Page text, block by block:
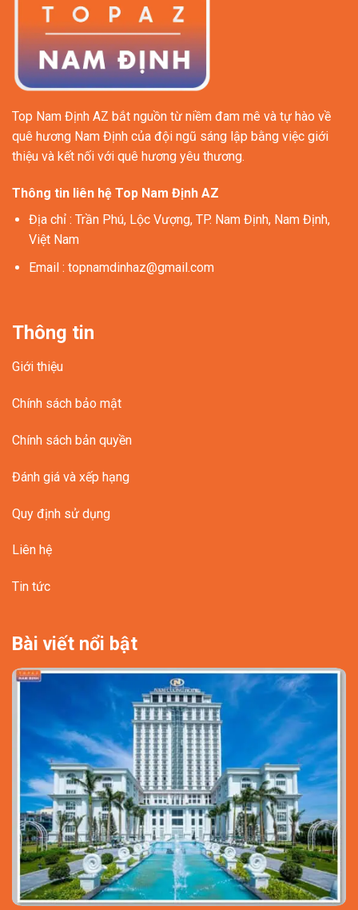
Top Nam Định AZ bắt nguồn từ niềm đam mê và tự hào về
quê hương Nam Định của đội ngũ sáng lập bằng việc giới
thiệu và kết nối với quê hương yêu thương.
Thông tin liên hệ Top Nam Định AZ
Địa chỉ : Trần Phú, Lộc Vượng, TP. Nam Định, Nam Định,
Việt Nam
Email : topnamdinhaz@gmail.com
Thông tin
Giới thiệu
Chính sách bảo mật
Chính sách bản quyền
Đánh giá và xếp hạng
Quy định sử dụng
Liên hệ
Tin tức
Bài viết nổi bật